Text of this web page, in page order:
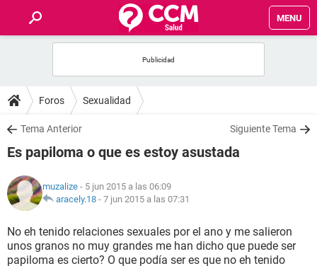
MENU
FOROS
SALUD
FAMILIA
NUTRICIÓN
BIENESTAR
Foros Sexualidad
Tema Anterior Siguiente Tema
Es papiloma o que es estoy asustada
muzalize - 5 jun 2015 a las 06:09
aracely.18 - 7 jun 2015 a las 07:31
No eh tenido relaciones sexuales por el ano y me salieron
unos granos no muy grandes me han dicho que puede ser
papiloma es cierto? O que podía ser es que no eh tenido